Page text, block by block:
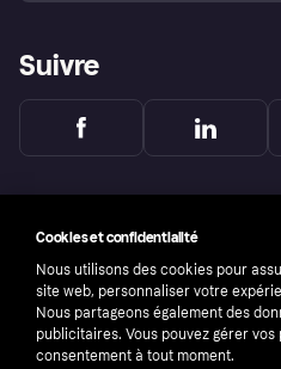
Suivre
Cookies et confidentialité
Nous utilisons des cookies pour
site web, personnaliser votre
Nous partageons également des
publicitaires. Vous pouvez gérer
consentement à tout moment.